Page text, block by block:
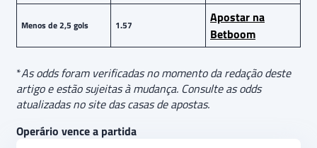
Menos de 2,5 gols 1.57
Apostar na
Betboom
*As odds foram verificadas no momento da redação deste
artigo e estão sujeitas à mudança. Consulte as odds
atualizadas no site das casas de apostas.
Operário vence a partida